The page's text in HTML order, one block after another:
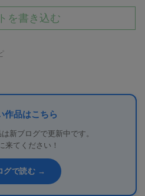
を書き込む
作品はこちら
新ブログで更新中です。
来てください！
グで読む →